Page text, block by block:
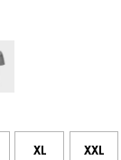
XL XXL